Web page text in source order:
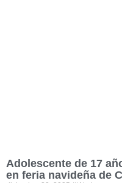
Adolescente de 17
en feria navideña de